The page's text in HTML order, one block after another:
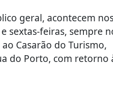
geral, acontecem
sextas-feiras, sempre
Casarão do Turismo,
do Porto, com retorno